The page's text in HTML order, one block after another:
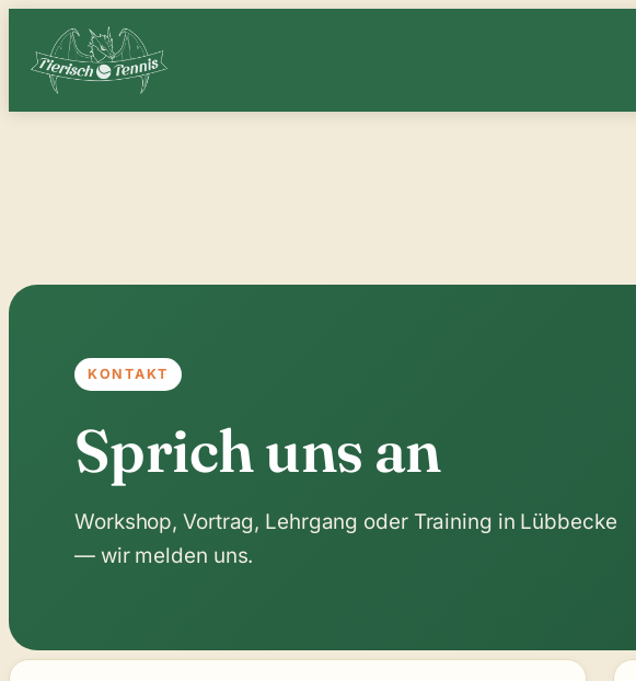
Inhalt
springen
KONTAKT
Sprich uns an
Workshop, Vortrag, Lehrgang oder Training in Lübbecke
— wir melden uns.